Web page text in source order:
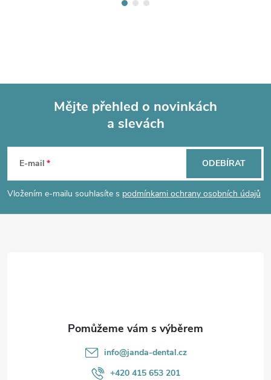
p
Mějte přehled o novinkách
a slevách
E-mail
Vložením e-mailu souhlasíte s podmínkami ochrany osobních údajů
ODEBÍRAT
info@janda-dental.cz
+420 415 653 201